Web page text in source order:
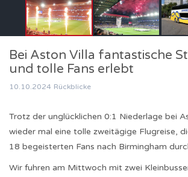
Bei Aston Villa fantastische
und tolle Fans erlebt
10.10.2024 Rückblicke
Trotz der unglücklichen 0:1 Niederlage bei
wieder mal eine tolle zweitägige Flugreise,
18 begeisterten Fans nach Birmingham
Wir fuhren am Mittwoch mit zwei